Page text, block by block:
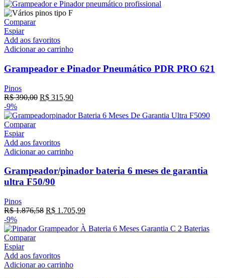
Comparar
Espiar
Add aos favoritos
Adicionar ao carrinho
Grampeador e Pinador Pneumático PDR PRO 621
Pinos
R$390,00 R$ 315,90
-9%
Comparar
Espiar
Add aos favoritos
Adicionar ao carrinho
Grampeador/pinador bateria 6 meses de garantia
ultra F50/90
Pinos
R$1.876,58 R$ 1.705,99
-9%
Comparar
Espiar
Add aos favoritos
Adicionar ao carrinho